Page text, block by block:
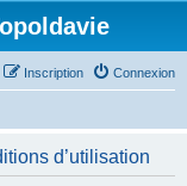
Connexion
Inscription
d’utilisation